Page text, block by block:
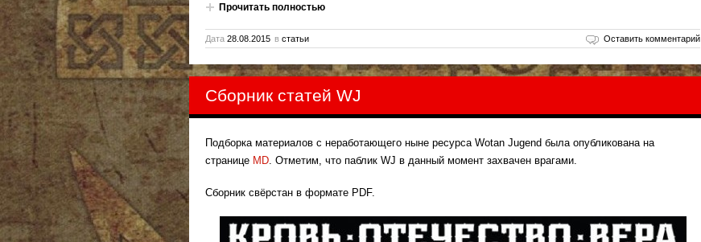
Прочитать полностью
Дата 28.08.2015 в статьи Оставить комментарий
Сборник статей WJ
Подборка материалов с неработающего ныне ресурса Wotan Jugend была опубликована на
странице MD. Отметим, что паблик WJ в данный момент захвачен врагами.
Сборник свёрстан в формате PDF.